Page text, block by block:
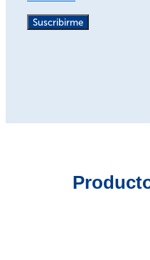
Suscribirme